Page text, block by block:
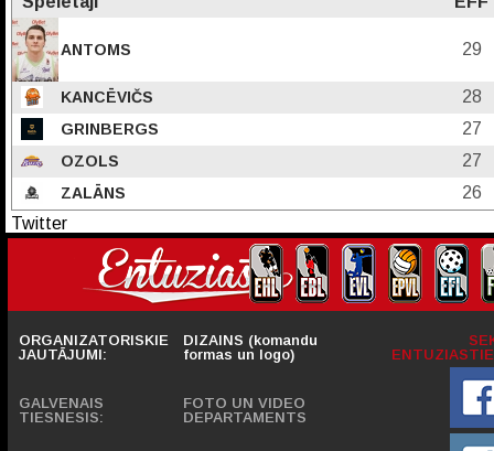
ANTOMS 29
KANCĒVIČS 28
GRINBERGS 27
OZOLS 27
ZALĀNS
26
Twitter
ORGANIZATORISKIE
JAUTĀJUMI:
GALVENAIS
TIESNESIS:
DIZAINS (komandu
formas un logo)
FOTO UN VIDEO
DEPARTAMENTS